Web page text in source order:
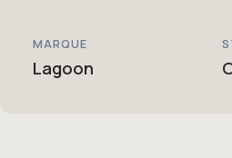
MARQUE
Lagoon